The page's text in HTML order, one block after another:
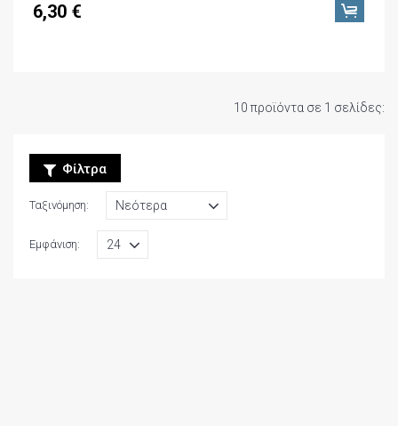
6,30 €
10 προϊόντα σε 1 σελίδες:
Φίλτρα
Ταξινόμηση:
Εμφάνιση: